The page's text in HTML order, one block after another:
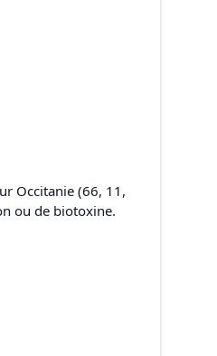
Occitanie (66, 11,
ou de biotoxine.